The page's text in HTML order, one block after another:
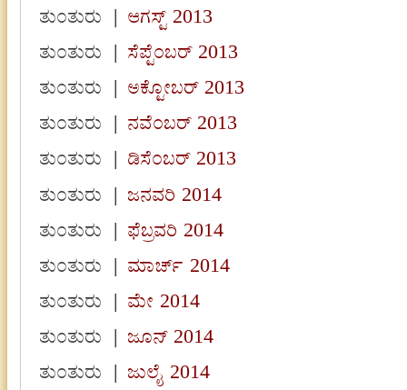
ತುಂತುರು
|ಆಗಸ್ಟ್ 2013
ತುಂತುರು
|ಸೆಪ್ಟೆಂಬರ್ 2013
ತುಂತುರು
|ಅಕ್ಟೋಬರ್ 2013
ತುಂತುರು
|ನವೆಂಬರ್ 2013
ತುಂತುರು
|ಡಿಸೆಂಬರ್ 2013
ತುಂತುರು
|ಜನವರಿ 2014
ತುಂತುರು
|ಫೆಬ್ರವರಿ 2014
ತುಂತುರು
|ಮಾರ್ಚ್ 2014
ತುಂತುರು
|ಮೇ 2014
ತುಂತುರು
|ಜೂನ್ 2014
ತುಂತುರು
|ಜುಲೈ 2014